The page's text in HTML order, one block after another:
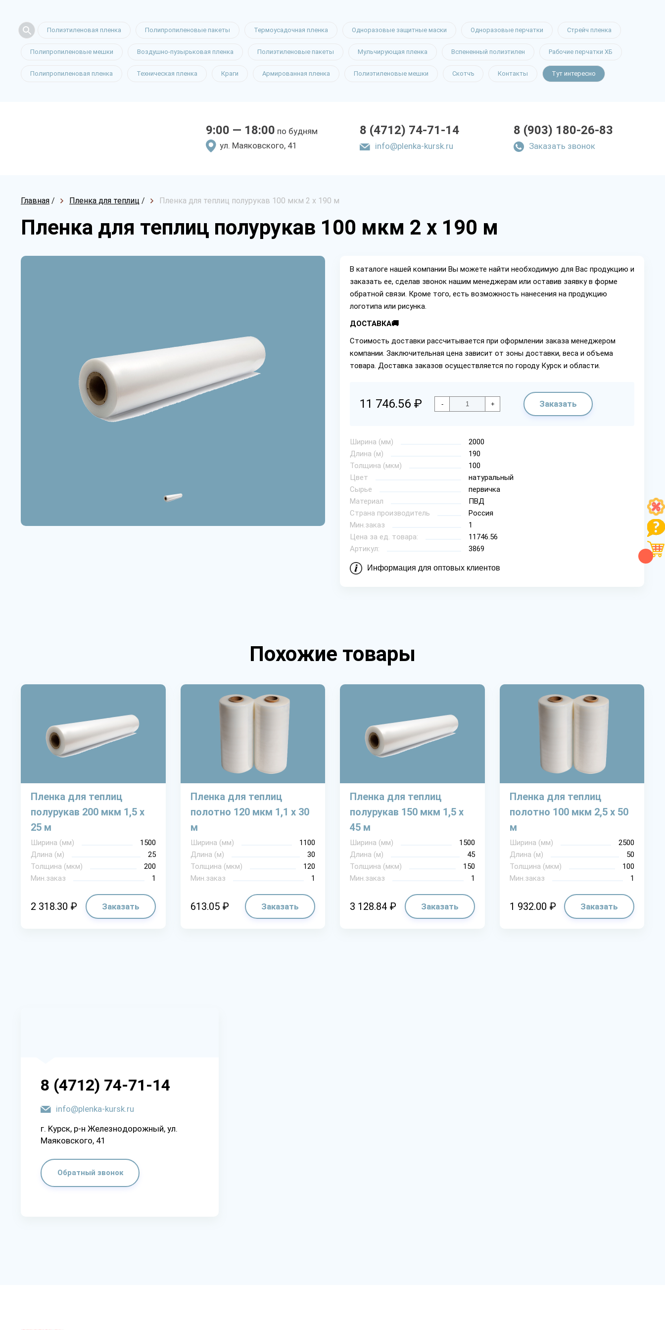
Полиэтиленовая пленка Полипропиленовые пакеты Термоусадочная пленка Одноразовые защитные маски Одноразовые перчатки Стрейч пленка
Полипропиленовые мешки Воздушно-пузырьковая пленка Полиэтиленовые пакеты Мульчирующая пленка Вспененный полиэтилен Рабочие перчатки ХБ
Полипропиленовая пленка Техническая пленка Краги Армированная пленка Полиэтиленовые мешки Скотчъ Контакты Тут интересно
9:00 — 18:00 по будням
yл. Мaякoвcкoгo, 41
8 (4712) 74-71-14
info@plenka-kursk.ru
8 (903) 180-26-83
Заказать звонок
Главная / Пленка для теплиц / Пленка для теплиц полурукав 100 мкм 2 х 190 м
Пленка для теплиц полурукав 100 мкм 2 х 190 м
В каталоге нашей компании Вы можете найти необходимую для Вас продукцию и
заказать ее, сделав звонок нашим менеджерам или оставив заявку в форме
обратной связи. Кроме того, есть возможность нанесения на продукцию
логотипа или рисунка.
ДОСТАВКА🚚
Стоимость доставки рассчитывается при оформлении заказа менеджером
компании. Заключительная цена зависит от зоны доставки, веса и объема
товара. Доставка заказов осуществляется по городу Курск и области.
11 746.56 ₽ - + Заказать
Ширина (мм)
2000
Длина (м)
190
Толщина (мкм)
100
Цвет
натуральный
Сырье
первичка
Материал
ПВД
Страна производитель
Россия
Мин.заказ
1
Цена за ед. товара:
11746.56
Артикул:
3869
Информация для оптовых клиентов
Похожие товары
Пленка для теплиц
полурукав 200 мкм 1,5 х
25 м
Ширина (мм)
1500
Длина (м)
25
Толщина (мкм)
200
Мин.заказ
1
2 318.30 ₽ Заказать
Пленка для теплиц
полотно 120 мкм 1,1 х 30
м
Ширина (мм)
1100
Длина (м)
30
Толщина (мкм)
120
Мин.заказ
1
613.05 ₽ Заказать
Пленка для теплиц
полурукав 150 мкм 1,5 х
45 м
Ширина (мм)
1500
Длина (м)
45
Толщина (мкм)
150
Мин.заказ
1
3 128.84 ₽ Заказать
Пленка для теплиц
полотно 100 мкм 2,5 х 50
м
Ширина (мм)
2500
Длина (м)
50
Толщина (мкм)
100
Мин.заказ
1
1 932.00 ₽ Заказать
8 (4712) 74-71-14
info@plenka-kursk.ru
г. Kypcк, p-н Жeлeзнoдopoжный, yл.
Мaякoвcкoгo, 41
Обратный звонок